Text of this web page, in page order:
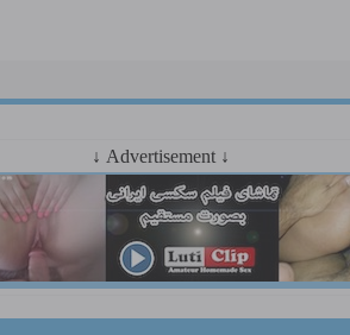
↓ Advertisement ↓